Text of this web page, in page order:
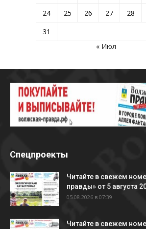
24
25 26 27 28
31
« Июл
Спецпроекты
Читайте в свежем
правды» от 5 августа
05.08.2026 в 07:39
Читайте в свежем